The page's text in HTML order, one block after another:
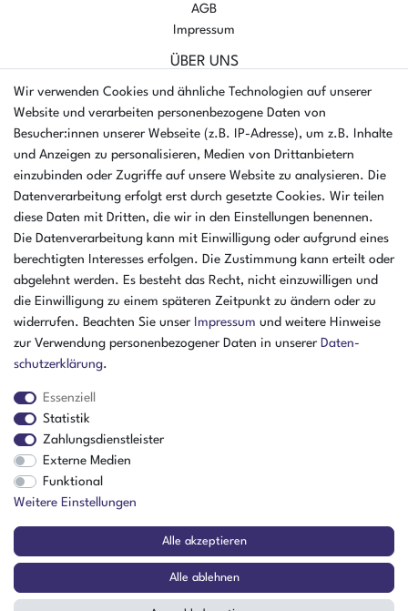
AGB
Impressum
ÜBER UNS
AMIKON GMBH
Einsteinstr. 8a
46325 Borken
Deutschland
Öffnungszeiten Montag - Donnerstag
07:30 - 16:00 Uhr
Öffnungszeiten Freitag
07:30 - 15:00 Uhr
Sperrgut, Spedition und Versand ins Ausland
² Nur für Firmen mit Sitz in Deutschland
© Copyright 2026 Amikon GmbH | Alle Rechte vorbehalten.
Wir verwenden Cookies und ähnliche Technologien auf unserer
Website und verarbeiten personenbezogene Daten von
Besucher:innen unserer Webseite (z.B. IP-Adresse), um z.B. Inhalte
und Anzeigen zu personalisieren, Medien von Drittanbietern
einzubinden oder Zugriffe auf unsere Website zu analysieren. Die
Datenverarbeitung erfolgt erst durch gesetzte Cookies. Wir teilen
diese Daten mit Dritten, die wir in den Einstellungen benennen.
Die Datenverarbeitung kann mit Einwilligung oder aufgrund eines
berechtigten Interesses erfolgen. Die Zustimmung kann erteilt oder
abgelehnt werden. Es besteht das Recht, nicht einzuwilligen und
die Einwilligung zu einem späteren Zeitpunkt zu ändern oder zu
widerrufen. Beachten Sie unser Impressum und weitere Hinweise
zur Verwendung personenbezogener Daten in unserer Daten­
schutz­erklärung.
Essenziell
Statistik
Zahlungsdienstleister
Externe Medien
Funktional
Weitere Einstellungen
Alle akzeptieren
Alle ablehnen